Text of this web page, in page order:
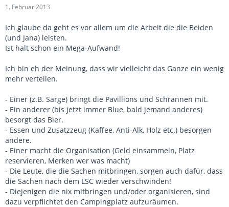
1. Februar 2013
Ich glaube da geht es vor allem um die Arbeit die die Beiden
(und Jana) leisten.
Ist halt schon ein Mega-Aufwand!
Ich bin eh der Meinung, dass wir vielleicht das Ganze ein wenig
mehr verteilen.
- Einer (z.B. Sarge) bringt die Pavillions und Schrannen mit.
- Ein anderer (bis jetzt immer Blue, bald jemand anderes)
besorgt das Bier.
- Essen und Zusatzzeug (Kaffee, Anti-Alk, Holz etc.) besorgen
andere.
- Einer macht die Organisation (Geld einsammeln, Platz
reservieren, Merken wer was macht)
- Die Leute, die die Sachen mitbringen, sorgen auch dafür, dass
die Sachen nach dem LSC wieder verschwinden!
- Diejenigen die nix mitbringen und/oder organisieren, sind
dazu verpflichtet den Campingplatz aufzuräumen.